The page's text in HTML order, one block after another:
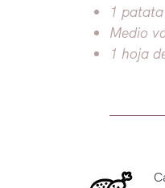
1 patata
Medio
1 hoja